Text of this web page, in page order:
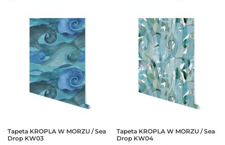
Tapeta KROPLA W MORZU / Sea
Drop KW03
Tapeta KROPLA W MORZU / Sea
Drop KW04